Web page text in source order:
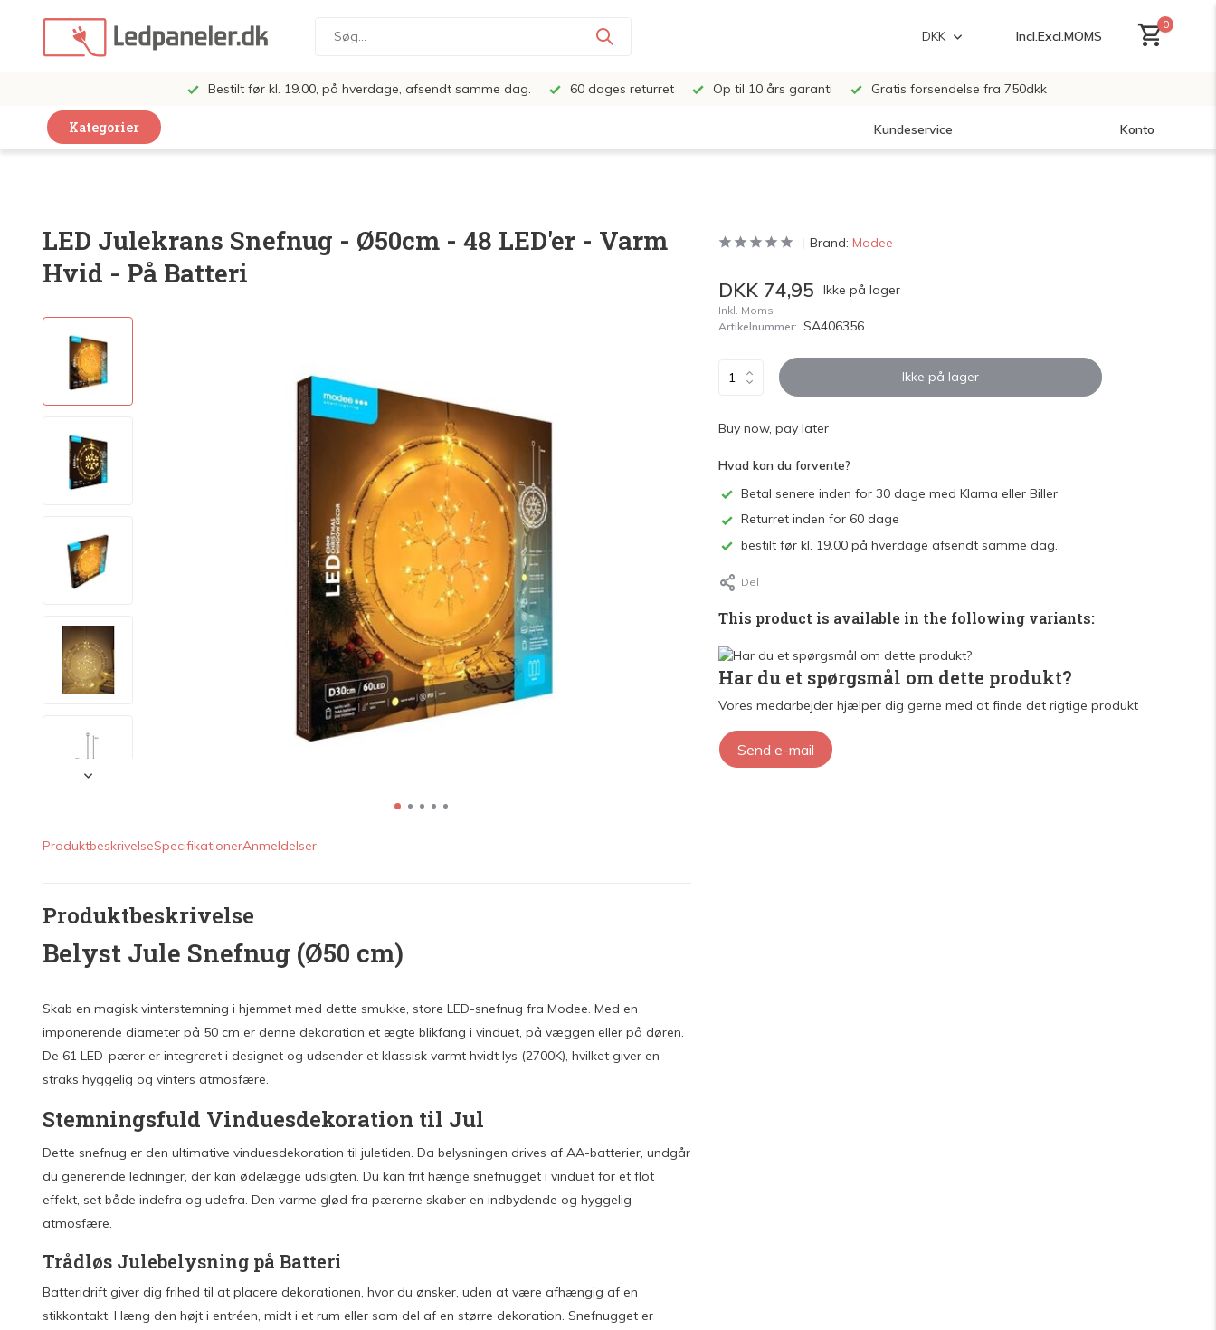
DKK Incl.Excl.MOMS
0
Bestilt før kl. 19.00, på hverdage, afsendt samme dag. 60 dages returret Op til 10 års garanti Gratis forsendelse fra 750dkk
Kategorier Kundeservice Konto
LED Loft og Væglamper
LED Spots og lamper
LED Pærer
LED Armatur Komplet
LED Butiksbelysning
LED High Bay Industrilamper
LED Projektørlamper
LED Smart Belysning
LED-strips og LED Lysslanger
Udsalgs produkter
LED Julekrans Snefnug - Ø50cm - 48 LED'er - Varm
Hvid - På Batteri
ProduktbeskrivelseSpecifikationerAnmeldelser
Produktbeskrivelse
Belyst Jule Snefnug (Ø50 cm)
Skab en magisk vinterstemning i hjemmet med dette smukke, store LED-snefnug fra Modee. Med en
imponerende diameter på 50 cm er denne dekoration et ægte blikfang i vinduet, på væggen eller på døren.
De 61 LED-pærer er integreret i designet og udsender et klassisk varmt hvidt lys (2700K), hvilket giver en
straks hyggelig og vinters atmosfære.
Stemningsfuld Vinduesdekoration til Jul
Dette snefnug er den ultimative vinduesdekoration til juletiden. Da belysningen drives af AA-batterier, undgår
du generende ledninger, der kan ødelægge udsigten. Du kan frit hænge snefnugget i vinduet for et flot
effekt, set både indefra og udefra. Den varme glød fra pærerne skaber en indbydende og hyggelig
atmosfære.
Trådløs Julebelysning på Batteri
Batteridrift giver dig frihed til at placere dekorationen, hvor du ønsker, uden at være afhængig af en
stikkontakt. Hæng den højt i entréen, midt i et rum eller som del af en større dekoration. Snefnugget er
Brand: Modee
DKK 74,95 Ikke på lager
Inkl. Moms
Artikelnummer: SA406356
Ikke på lager
Buy now, pay later
Hvad kan du forvente?
Betal senere inden for 30 dage med Klarna eller Biller
Returret inden for 60 dage
bestilt før kl. 19.00 på hverdage afsendt samme dag.
Del
This product is available in the following variants:
Har du et spørgsmål om dette produkt?
Vores medarbejder hjælper dig gerne med at finde det rigtige produkt
Send e-mail